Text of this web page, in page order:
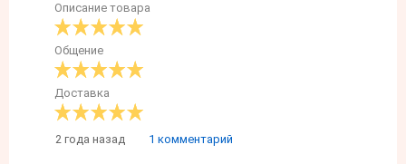
Описание товара
Общение
Доставка
2 года назад 1 комментарий